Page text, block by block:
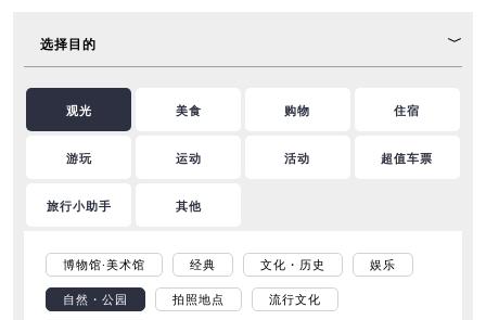
选择目的
观光 美食 购物 住宿
游玩 运动 活动 超值车票
旅行小助手 其他
博物馆·美术馆 经典 文化・历史 娱乐
自然・公园 拍照地点 流行文化